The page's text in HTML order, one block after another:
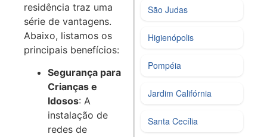
residência traz uma
série de vantagens.
Abaixo, listamos os
principais benefícios:
Segurança para
Crianças e
Idosos: A
instalação de
redes de
São Judas
Higienópolis
Pompéia
Jardim Califórnia
Santa Cecília